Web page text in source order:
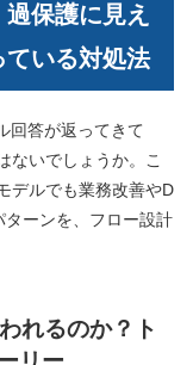
保護に見え
ている対処法
回答が返ってきて
ないでしょうか。こ
デルでも業務改善やD
ーンを、フロー設計
れるのか？ト